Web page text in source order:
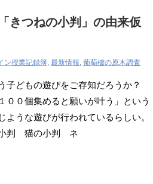
きつねの小判」の由来仮
ン授業記録簿, 最新情報, 葡萄櫨の原木調査
子どもの遊びをご存知だろうか？
００個集めると願いが叶う」という
ような遊びが行われているらしい。
判 猫の小判 ネ